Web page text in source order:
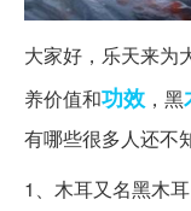
大家好，乐天来为
养价值和功效 ，黑
有哪些很多人还不
1、木耳又名黑木